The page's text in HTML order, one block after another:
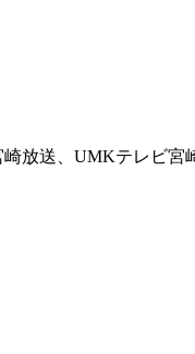
放送、UMKテレビ